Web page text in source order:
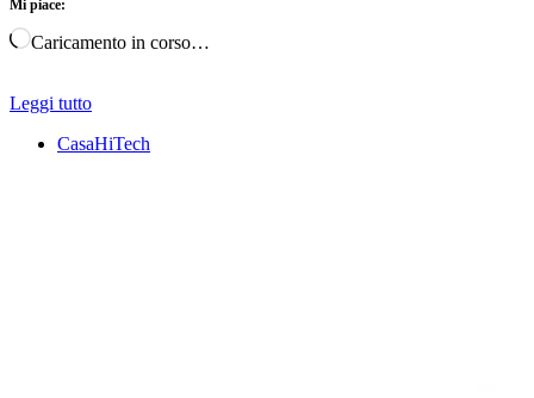
Mi piace:
Caricamento in corso…
Leggi tutto
CasaHiTech